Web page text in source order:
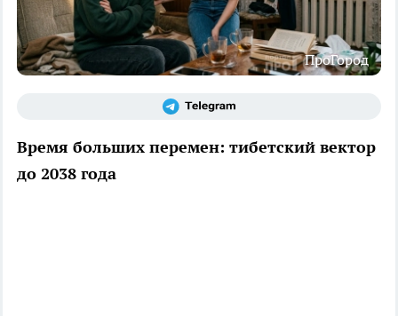
ПроГород
Время больших перемен: тибетский вектор
до 2038 года